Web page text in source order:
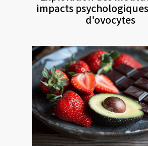
impacts
d'ovocytes